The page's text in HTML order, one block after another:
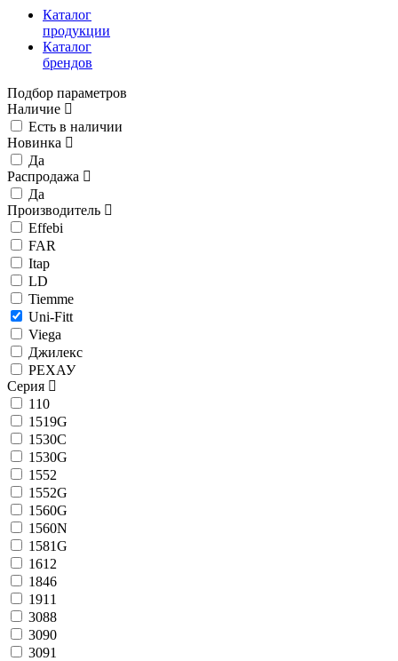
Каталог
продукции
Каталог
брендов
Подбор параметров
Наличие
Есть в наличии
Новинка
Да
Распродажа
Да
Производитель
Effebi
FAR
Itap
LD
Tiemme
Uni-Fitt
Viega
Джилекс
РЕХАУ
Серия
110
1519G
1530C
1530G
1552
1552G
1560G
1560N
1581G
1612
1846
1911
3088
3090
3091